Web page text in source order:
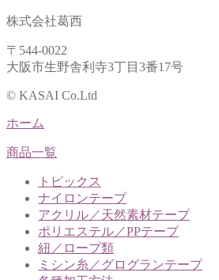
株式会社葛西
〒544-0022
大阪市生野舎利寺3丁目3番17号
© KASAI Co.Ltd
ホーム
商品一覧
トピックス
ナイロンテープ
アクリル／天然素材テープ
ポリエステル／PPテープ
紐／ロープ類
ミシン糸／グログランテープ